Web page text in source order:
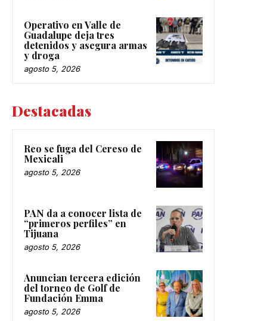
Operativo en Valle de
Guadalupe deja tres
detenidos y asegura armas
y droga
agosto 5, 2026
Destacadas
Reo se fuga del Cereso de
Mexicali
agosto 5, 2026
PAN da a conocer lista de
“primeros perfiles” en
Tijuana
agosto 5, 2026
Anuncian tercera edición
del torneo de Golf de
Fundación Emma
agosto 5, 2026